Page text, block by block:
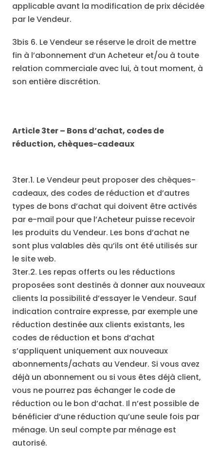
applicable avant la modification de prix décidée
par le Vendeur.
3bis 6. Le Vendeur se réserve le droit de mettre
fin à l’abonnement d’un Acheteur et/ou à toute
relation commerciale avec lui, à tout moment, à
son entière discrétion.
Article 3ter– Bons d’achat, codes de
réduction, chèques-cadeaux
3ter.1. Le Vendeur peut proposer des chèques-
cadeaux, des codes de réduction et d’autres
types de bons d’achat qui doivent être activés
par e-mail pour que l’Acheteur puisse recevoir
les produits du Vendeur. Les bons d’achat ne
sont plus valables dès qu’ils ont été utilisés sur
le site web.
3ter.2. Les repas offerts ou les réductions
proposées sont destinés à donner aux nouveaux
clients la possibilité d’essayer le Vendeur. Sauf
indication contraire expresse, par exemple une
réduction destinée aux clients existants, les
codes de réduction et bons d’achat
s’appliquent uniquement aux nouveaux
abonnements/achats au Vendeur. Si vous avez
déjà un abonnement ou si vous êtes déjà client,
vous ne pourrez pas échanger le code de
réduction ou le bon d’achat. Il n’est possible de
bénéficier d’une réduction qu’une seule fois par
ménage. Un seul compte par ménage est
autorisé.